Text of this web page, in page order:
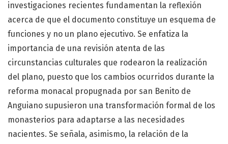
investigaciones recientes fundamentan la reflexión
acerca de que el documento constituye un esquema de
funciones y no un plano ejecutivo. Se enfatiza la
importancia de una revisión atenta de las
circunstancias culturales que rodearon la realización
del plano, puesto que los cambios ocurridos durante la
reforma monacal propugnada por san Benito de
Anguiano supusieron una transformación formal de los
monasterios para adaptarse a las necesidades
nacientes. Se señala, asimismo, la relación de la